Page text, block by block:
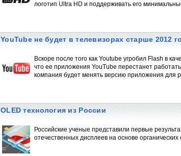
логотип Ultra HD и поддерживать его
YouTube не будет в телевизорах старше 2012
Вскоре после того как Youtube угробил Flash в
что ее приложения YouTube перестанет
компания будет менять версию приложения для
OLED технология из России
Российские ученые представили первые
отечественных дисплеев на основе